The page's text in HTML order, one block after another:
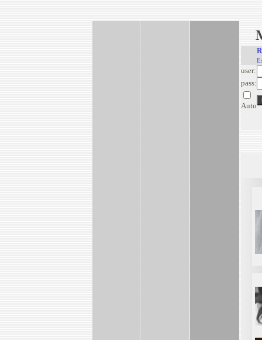
user:
pass:
Auto